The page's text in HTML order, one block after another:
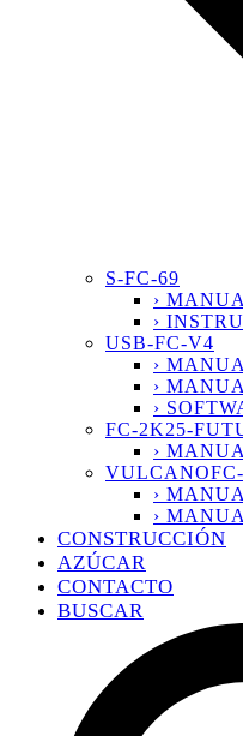
S-FC-69
›
›
USB-FC-V4
›
›
›
FC-2K25-
›
›
›
CONSTRUCCIÓN
AZÚCAR
CONTACTO
BUSCAR